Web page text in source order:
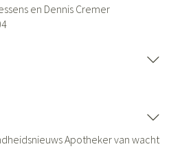
en Dennis Cremer
Apotheker van wacht